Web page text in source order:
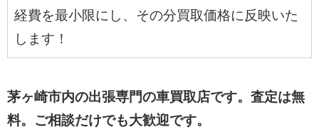
経費を最小限にし、その分買取価格に反映いた
します！
茅ヶ崎市内の出張専門の車買取店です。査定は無
料。ご相談だけでも大歓迎です。